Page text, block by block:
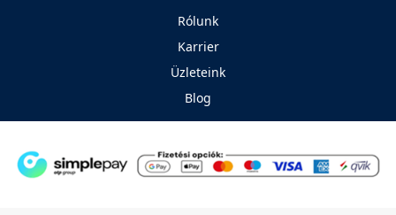
Rólunk
Karrier
Üzleteink
Blog